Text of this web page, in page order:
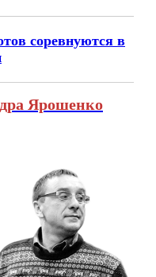
соревнуются в
Ярошенко